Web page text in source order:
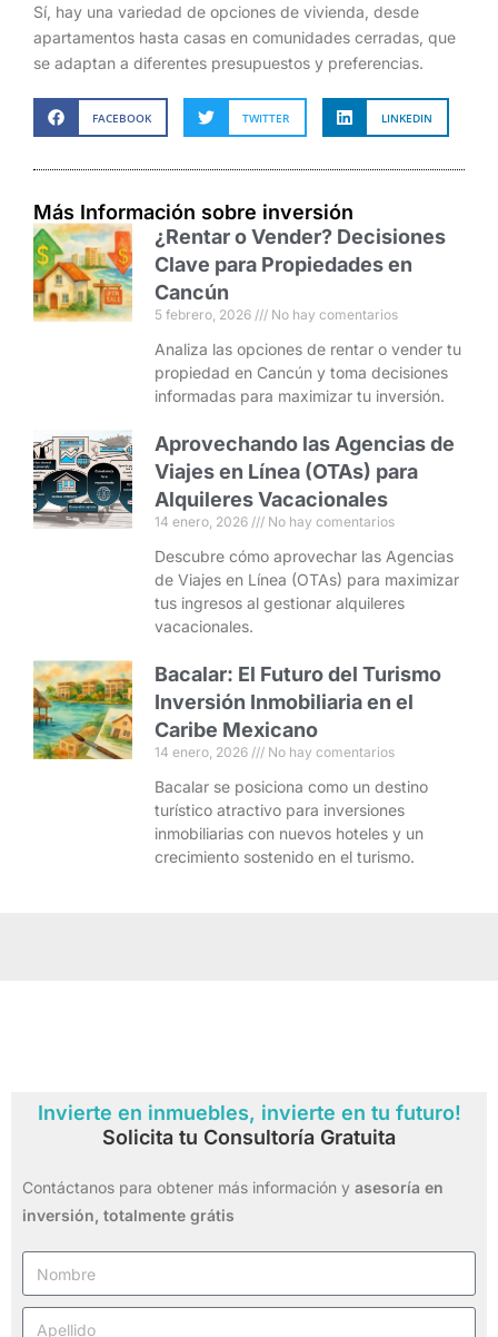
Sí, hay una variedad de opciones de vivienda, desde
apartamentos hasta casas en comunidades cerradas, que
se adaptan a diferentes presupuestos y preferencias.
FACEBOOK TWITTER LINKEDIN
Más Información sobre inversión
¿Rentar o Vender? Decisiones
Clave para Propiedades en
Cancún
5 febrero, 2026 No hay comentarios
Analiza las opciones de rentar o vender tu
propiedad en Cancún y toma decisiones
informadas para maximizar tu inversión.
Aprovechando las Agencias de
Viajes en Línea (OTAs) para
Alquileres Vacacionales
14 enero, 2026 No hay comentarios
Descubre cómo aprovechar las Agencias
de Viajes en Línea (OTAs) para maximizar
tus ingresos al gestionar alquileres
vacacionales.
Bacalar: El Futuro del Turismo
Inversión Inmobiliaria en el
Caribe Mexicano
14 enero, 2026 No hay comentarios
Bacalar se posiciona como un destino
turístico atractivo para inversiones
inmobiliarias con nuevos hoteles y un
crecimiento sostenido en el turismo.
Invierte en inmuebles, invierte en tu futuro!
Solicita tu Consultoría Gratuita
Contáctanos para obtener más información y asesoría en
inversión, totalmente grátis